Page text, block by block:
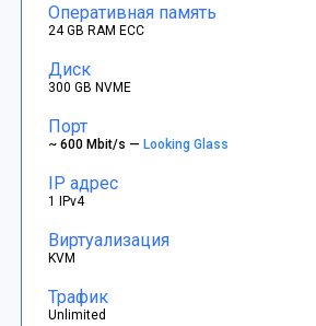
Оперативная память
24 GB RAM ECC
Диск
300 GB NVME
Порт
~ 600 Mbit/s —Looking Glass
IP адрес
1 IPv4
Виртуализация
KVM
Трафик
Unlimited